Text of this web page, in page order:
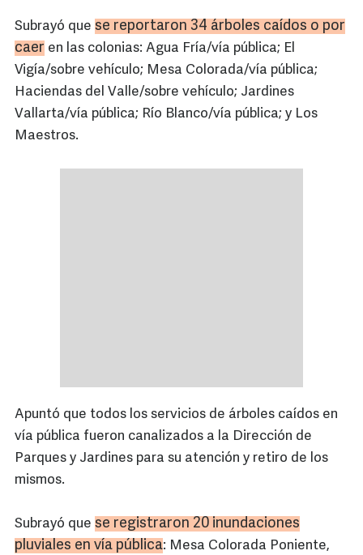
Subrayó que se reportaron 34 árboles caídos o por
caer en las colonias: Agua Fría/vía pública; El
Vigía/sobre vehículo; Mesa Colorada/vía pública;
Haciendas del Valle/sobre vehículo; Jardines
Vallarta/vía pública; Río Blanco/vía pública; y Los
Maestros.
Apuntó que todos los servicios de árboles caídos en
vía pública fueron canalizados a la Dirección de
Parques y Jardines para su atención y retiro de los
mismos.
Subrayó que se registraron 20 inundaciones
pluviales en vía pública: Mesa Colorada Poniente,